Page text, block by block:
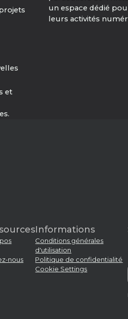
et
un espace dédié
leurs activités
nous
Informations
Conditions générales
d'utilisation
Politique de confidentialité
Cookie Settings